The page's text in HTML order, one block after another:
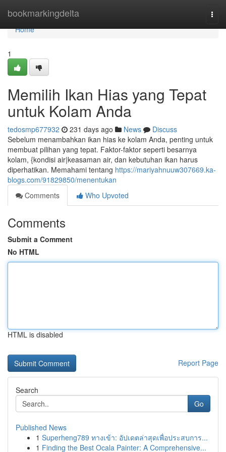
bookmarkingdelta
Home
Home
1
Memilih Ikan Hias yang Tepat
untuk Kolam Anda
tedosmp677932 231 days ago News
Discuss
Sebelum menambahkan ikan hias ke kolam Anda, penting untuk
membuat pilihan yang tepat. Faktor-faktor seperti besarnya
kolam, {kondisi air|keasaman air, dan kebutuhan ikan harus
diperhatikan. Memahami tentang https://mariyahnuuw307669.ka-
blogs.com/91829850/menentukan
Comments
Who Upvoted
Comments
Submit a Comment
No HTML
HTML is disabled
Report Page
Search
Go
Published News
1 Superheng789 ทางเข้า: อัปเดตล่าสุดเพื่อประสบการ...
1 Finding the Best Ocala Painter: A Comprehensive...